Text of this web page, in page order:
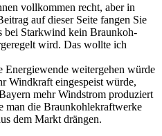
voll­kom­men recht, aber in
auf die­ser Sei­te fan­gen Sie
bei Stark­wind kein Braun­koh­
wird. Das woll­te ich
Ener­gie­wen­de wei­ter­ge­hen wür­de
Wind­kraft ein­ge­speist wür­de,
mehr Wind­strom pro­du­ziert
man die Braun­koh­le­kraft­wer­ke
dem Markt drängen.